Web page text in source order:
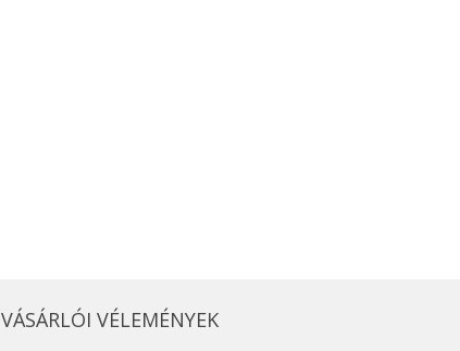
VÁSÁRLÓI VÉLEMÉNYEK